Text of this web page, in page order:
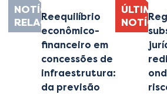
NOTÍCIAS
RELACIONADAS
Reequilíbrio
econômico-
financeiro em
concessões de
infraestrutura:
da previsão
ÚLTIMAS